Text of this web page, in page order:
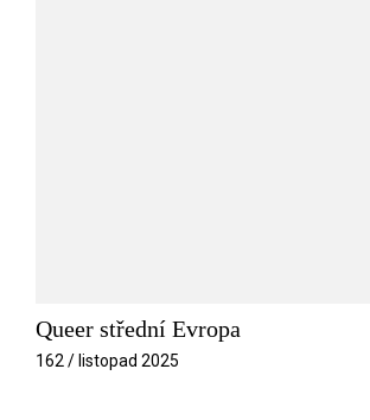
Queer střední Evropa
162 / listopad 2025